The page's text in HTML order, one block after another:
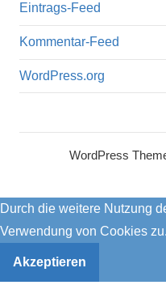
Eintrags-Feed
Kommentar-Feed
WordPress.org
WordPress
Durch die weitere Nutzung
Verwendung von Cookies zu.
Akzeptieren